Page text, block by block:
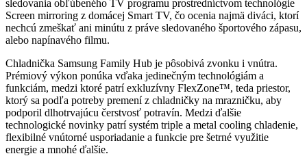
sledovania obľúbeného TV programu prostredníctvom technológie
Screen mirroring z domácej Smart TV, čo ocenia najmä diváci, ktorí
nechcú zmeškať ani minútu z práve sledovaného športového zápasu,
alebo napínavého filmu.
Chladnička Samsung Family Hub je pôsobivá zvonku i vnútra.
Prémiový výkon ponúka vďaka jedinečným technológiám a
funkciám, medzi ktoré patrí exkluzívny FlexZone™, teda priestor,
ktorý sa podľa potreby premení z chladničky na mrazničku, aby
podporil dlhotrvajúcu čerstvosť potravín. Medzi ďalšie
technologické novinky patrí systém triple a metal cooling chladenie,
flexibilné vnútorné usporiadanie a funkcie pre šetrné využitie
energie a mnohé ďalšie.